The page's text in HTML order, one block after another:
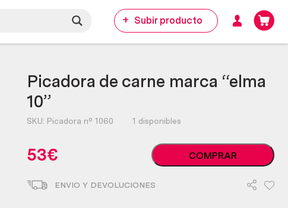
Subir producto
Picadora de carne marca “elma
10”
SKU: Picadora nº 1060 1 disponibles
53€
Picadora
de
marca
COMPRAR
ENVIO Y DEVOLUCIONES